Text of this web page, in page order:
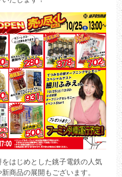
はじめとした銚子電鉄の人気
商品の展開もございます。